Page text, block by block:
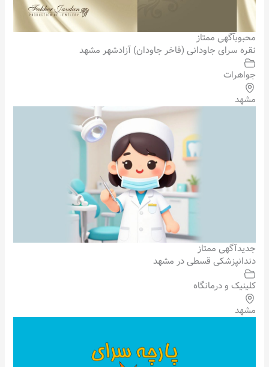
محبوبآگهی ممتاز
نقره سرای جاودانی (فاخر جاودان) آزادشهر مشهد
جواهرات
مشهد
جدیدآگهی ممتاز
دندانپزشکی قسطی در مشهد
کلینیک و درمانگاه
مشهد